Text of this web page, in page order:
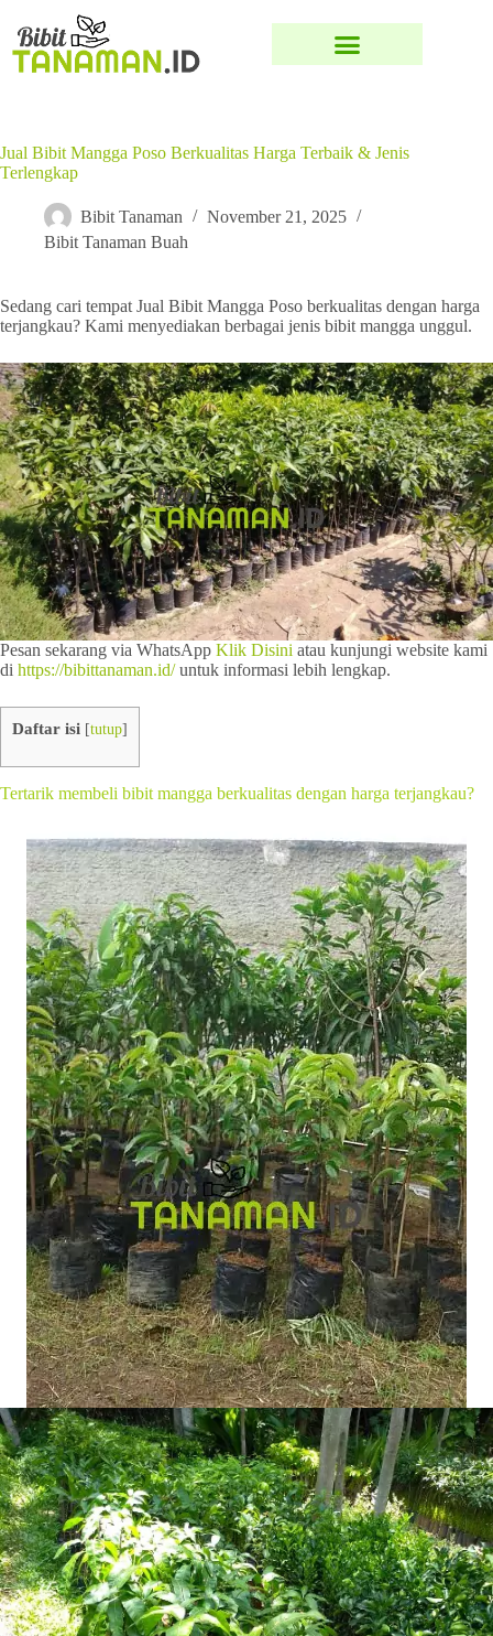
Jual Bibit Mangga Poso Berkualitas Harga Terbaik & Jenis
Terlengkap
Bibit Tanaman
November 21, 2025
Bibit Tanaman Buah
Sedang cari tempat Jual Bibit Mangga Poso berkualitas dengan harga
terjangkau? Kami menyediakan berbagai jenis bibit mangga unggul.
Pesan sekarang via WhatsApp Klik Disini atau kunjungi website kami
di https://bibittanaman.id/untuk informasi lebih lengkap.
Daftar isi [tutup]
Tertarik membeli bibit mangga berkualitas dengan harga terjangkau?